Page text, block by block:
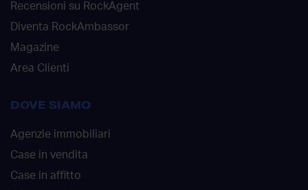
Recensioni su RockAgent
Diventa RockAmbassor
Magazine
Area Clienti
DOVE SIAMO
Agenzie immobiliari
Case in vendita
Case in affitto